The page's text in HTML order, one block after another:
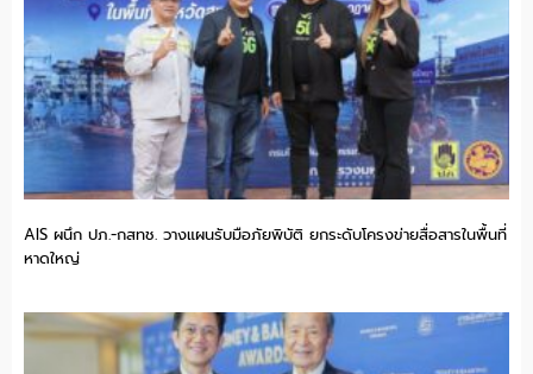
AIS ผนึก ปภ.-กสทช. วางแผนรับมือภัยพิบัติ ยกระดับโครงข่ายสื่อสารในพื้นที่
หาดใหญ่